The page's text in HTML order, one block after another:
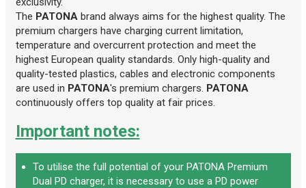
The PATONAbrand always aims for the highest quality. The
premium chargers have charging current limitation,
temperature and overcurrent protection and meet the
highest European quality standards. Only high-quality and
quality-tested plastics, cables and electronic components
are used in PATONA's premium chargers. PATONA
continuously offers top quality at fair prices.
Important notes:
To utilise the full potential of your PATONA Premium
Dual PD charger, it is necessary to use a PD power